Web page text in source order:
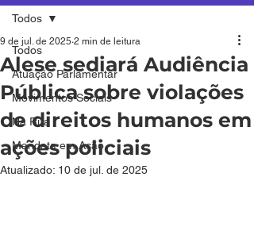
Todos
Atuação Parlamentar
Movimentos Sociais
Na Rua
Mandata em Ação
Todos
Alese sediará Audiência
Pública sobre violações
de direitos humanos em
ações policiais
9 de jul. de 2025 2 min de leitura
Atualizado: 10 de jul. de 2025